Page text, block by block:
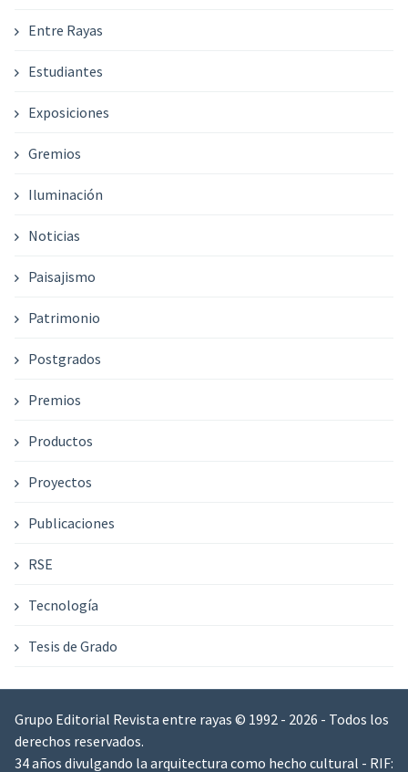
Entre Rayas
Estudiantes
Exposiciones
Gremios
Iluminación
Noticias
Paisajismo
Patrimonio
Postgrados
Premios
Productos
Proyectos
Publicaciones
RSE
Tecnología
Tesis de Grado
Grupo Editorial Revista entre rayas © 1992 - 2026 - Todos los
derechos reservados.
34 años divulgando la arquitectura como hecho cultural - RIF: